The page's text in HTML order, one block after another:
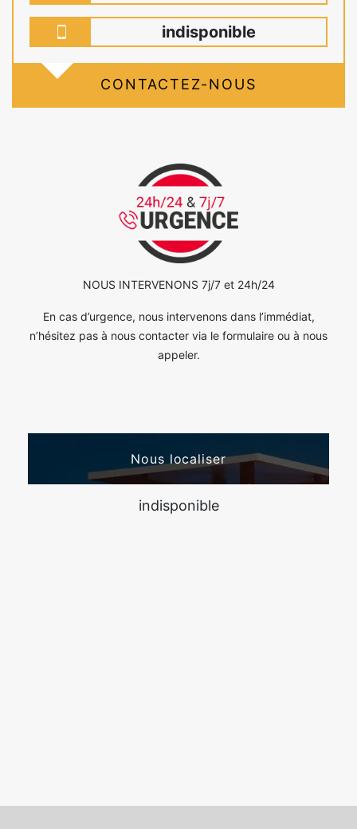
indisponible
CONTACTEZ-NOUS
NOUS INTERVENONS 7j/7 et 24h/24
En cas d’urgence, nous intervenons dans l’immédiat,
n’hésitez pas à nous contacter via le formulaire ou à nous
appeler.
Nous localiser
indisponible